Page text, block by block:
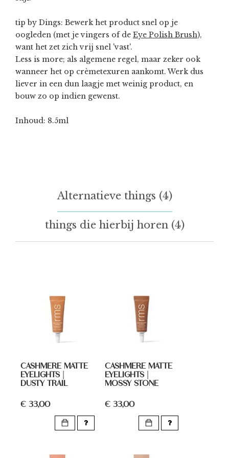
tip by Dings: Bewerk het product snel op je
oogleden (met je vingers of de Eye Polish Brush),
want het zet zich vrij snel 'vast'.
Less is more; als algemene regel, maar zeker ook
wanneer het op crèmetexuren aankomt. Werk dus
liever in een dun laagje met weinig product, en
bouw zo op indien gewenst.
Inhoud: 8.5ml
Alternatieve things (4)
things die hierbij horen (4)
CASHMERE MATTE
EYELIGHTS |
DUSTY TRAIL
€ 33,00
CASHMERE MATTE
EYELIGHTS |
MOSSY STONE
€ 33,00